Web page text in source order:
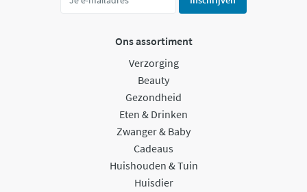
Ons assortiment
Verzorging
Beauty
Gezondheid
Eten & Drinken
Zwanger & Baby
Cadeaus
Huishouden & Tuin
Huisdier